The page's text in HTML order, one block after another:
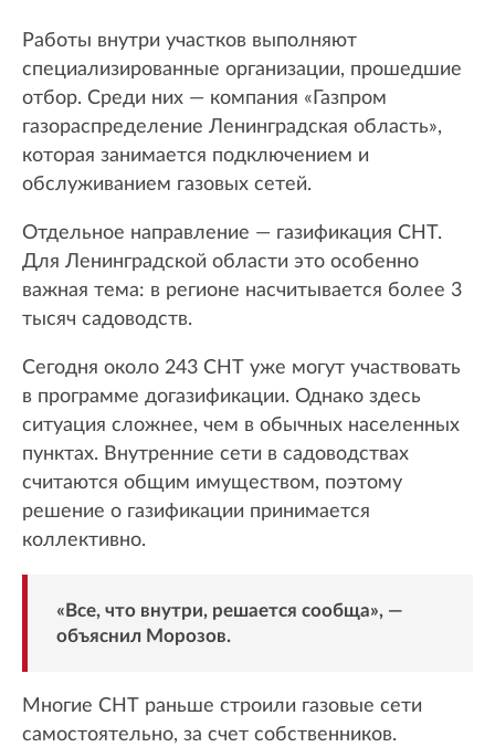
Работы внутри участков выполняют
специализированные организации, прошедшие
отбор. Среди них — компания «Газпром
газораспределение Ленинградская область»,
которая занимается подключением и
обслуживанием газовых сетей.
Отдельное направление — газификация СНТ.
Для Ленинградской области это особенно
важная тема: в регионе насчитывается более 3
тысяч садоводств.
Сегодня около 243 СНТ уже могут участвовать
в программе догазификации. Однако здесь
ситуация сложнее, чем в обычных населенных
пунктах. Внутренние сети в садоводствах
считаются общим имуществом, поэтому
решение о газификации принимается
коллективно.
«Все, что внутри, решается сообща», —
объяснил Морозов.
Многие СНТ раньше строили газовые сети
самостоятельно, за счет собственников.